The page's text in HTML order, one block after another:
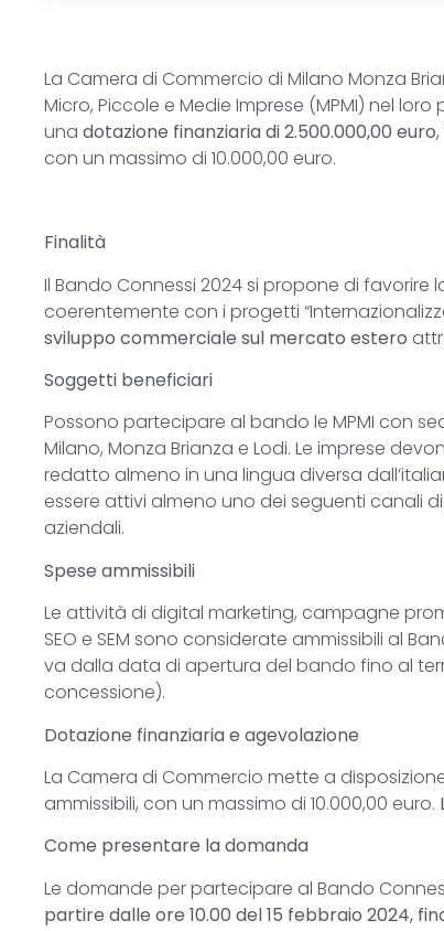
La Camera di Commercio di Milano Monza
Micro, Piccole e Medie Imprese (MPMI) nel
una dotazione finanziaria di 2.500.000,00 euro
con un massimo di 10.000,00 euro.
Finalità
Il Bando Connessi 2024 si propone di favorire
coerentemente con i progetti
sviluppo commerciale sul mercato estero
Soggetti beneficiari
Possono partecipare al bando le MPMI con
Milano, Monza Brianza e Lodi. Le imprese
redatto almeno in una lingua diversa
essere attivi almeno uno dei seguenti canali
aziendali.
Spese ammissibili
Le attività di digital marketing, campagne
SEO e SEM sono considerate ammissibili al
va dalla data di apertura del bando fino al
concessione).
Dotazione finanziaria e agevolazione
La Camera di Commercio mette a
ammissibili, con un massimo di 10.000,00 euro.
Come presentare la domanda
Le domande per partecipare al Bando
partire dalle ore 10.00 del 15 febbraio 2024,